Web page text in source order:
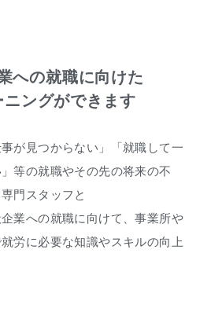
への就職に向けた
ニングができます
事が見つからない」「就職して一
等の就職やその先の将来の不
門スタッフと
業への就職に向けて、事業所や
労に必要な知識やスキルの向上